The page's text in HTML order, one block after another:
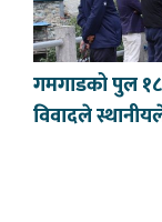
गमगाडको पुल
विवादले